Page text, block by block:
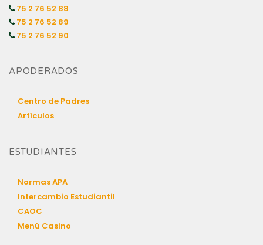
75 2 76 52 88
75 2 76 52 89
75 2 76 52 90
APODERADOS
Centro de Padres
Artículos
ESTUDIANTES
Normas APA
Intercambio Estudiantil
CAOC
Menú Casino